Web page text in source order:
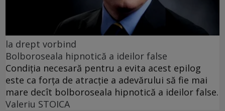
la drept vorbind
Bolboroseala hipnotică a ideilor false
Condiția necesară pentru a evita acest epilog
este ca forța de atracție a adevărului să fie mai
mare decît bolboroseala hipnotică a ideilor false.
Valeriu STOICA